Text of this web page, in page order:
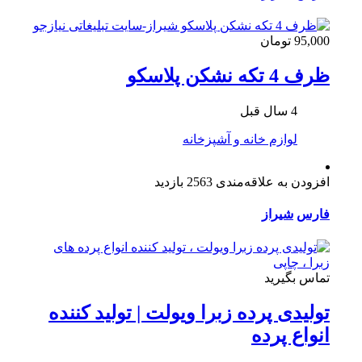
95,000 تومان
ظرف 4 تکه نشکن پلاسکو
4 سال قبل
لوازم خانه و آشپزخانه
افزودن به علاقه‌مندی 2563 بازدید
فارس شیراز
تماس بگیرید
تولیدی پرده زبرا ویولت | تولید کننده
انواع پرده